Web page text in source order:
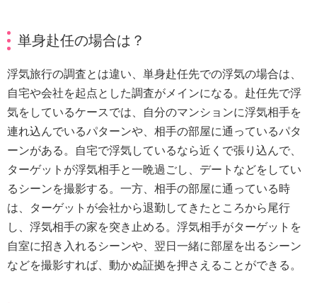
単身赴任の場合は？
浮気旅行の調査とは違い、単身赴任先での浮気の場合は、
自宅や会社を起点とした調査がメインになる。赴任先で浮
気をしているケースでは、自分のマンションに浮気相手を
連れ込んでいるパターンや、相手の部屋に通っているパタ
ーンがある。自宅で浮気しているなら近くで張り込んで、
ターゲットが浮気相手と一晩過ごし、デートなどをしてい
るシーンを撮影する。一方、相手の部屋に通っている時
は、ターゲットが会社から退勤してきたところから尾行
し、浮気相手の家を突き止める。浮気相手がターゲットを
自室に招き入れるシーンや、翌日一緒に部屋を出るシーン
などを撮影すれば、動かぬ証拠を押さえることができる。